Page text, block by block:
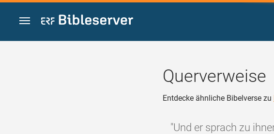
Zum Inhalt springen
Querverweise
Entdecke ähnliche Bibelverse zu
"Und er sprach zu